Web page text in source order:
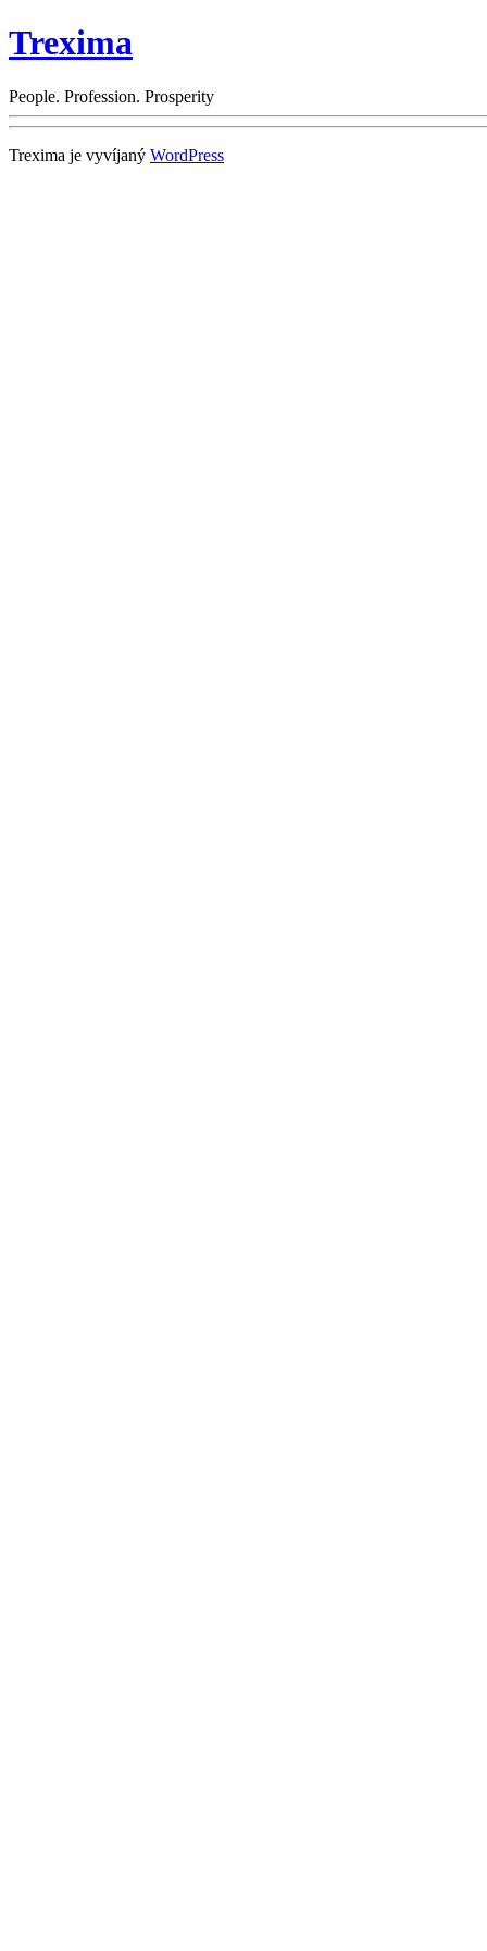
Trexima
People. Profession. Prosperity
Trexima je vyvíjaný WordPress